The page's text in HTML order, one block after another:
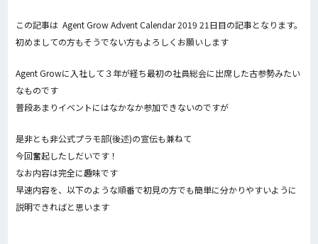
この記事は Agent Grow Advent Calendar 2019 21日目の記事となります。
初めましての方もそうでない方もよろしくお願いします
Agent Growに入社して３年が経ち最初の社員総会に出席した古参勢みたい
なものです
普段あまりイベントにはなかなか参加できないのですが
是非とも非公式プラモ部(後述)の宣伝も兼ねて
今回奮起したしだいです！
なお内容は完全に趣味です
早速内容を、以下のような順番で初見の方でも簡単に分かりやすいように
説明できればと思います